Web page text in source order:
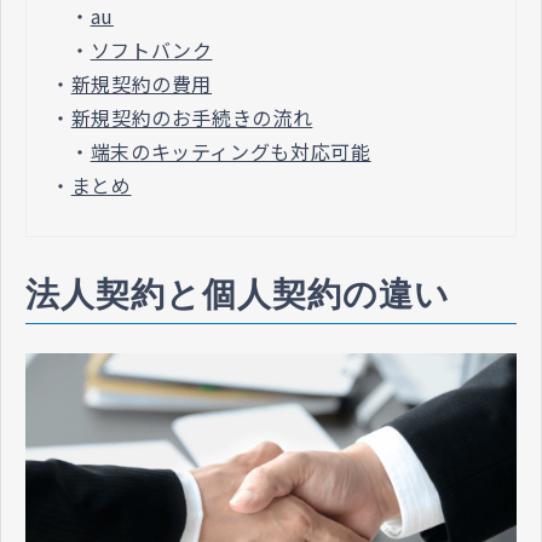
・ au
・ ソフトバンク
・ 新規契約の費用
・ 新規契約のお手続きの流れ
・ 端末のキッティングも対応可能
・ まとめ
法人契約と個人契約の違い